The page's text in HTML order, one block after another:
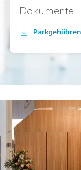
Dokumente
Parkgebühren